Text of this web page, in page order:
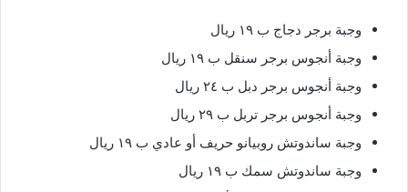
وجبة برجر دجاج ب ١٩ ريال
وجبة أنجوس برجر سنقل ب ١٩ ريال
وجبة أنجوس برجر دبل ب ٢٤ ريال
وجبة أنجوس برجر تربل ب ٢٩ ريال
وجبة ساندوتش روبيانو حريف أو عادي ب ١٩ ريال
وجبة ساندوتش سمك ب ١٩ ريال